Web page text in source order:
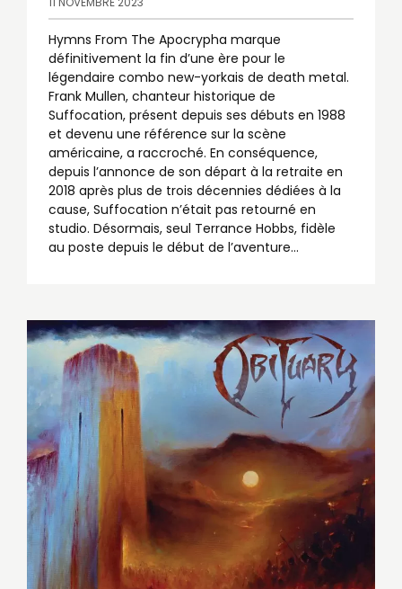
Hymns From The Apocrypha marque
définitivement la fin d’une ère pour le
légendaire combo new-yorkais de death metal.
Frank Mullen, chanteur historique de
Suffocation, présent depuis ses débuts en 1988
et devenu une référence sur la scène
américaine, a raccroché. En conséquence,
depuis l’annonce de son départ à la retraite en
2018 après plus de trois décennies dédiées à la
cause, Suffocation n’était pas retourné en
studio. Désormais, seul Terrance Hobbs, fidèle
au poste depuis le début de l’aventure...